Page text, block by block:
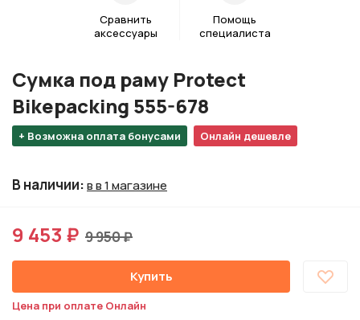
Сравнить
аксессуары
Помощь
специалиста
+ Возможна оплата бонусами Онлайн дешевле
Cумка под раму Protect
Bikepacking 555-678
В наличии:в в 1 магазине
9 453 ₽ 9 950 ₽
Купить
Цена при оплате Онлайн